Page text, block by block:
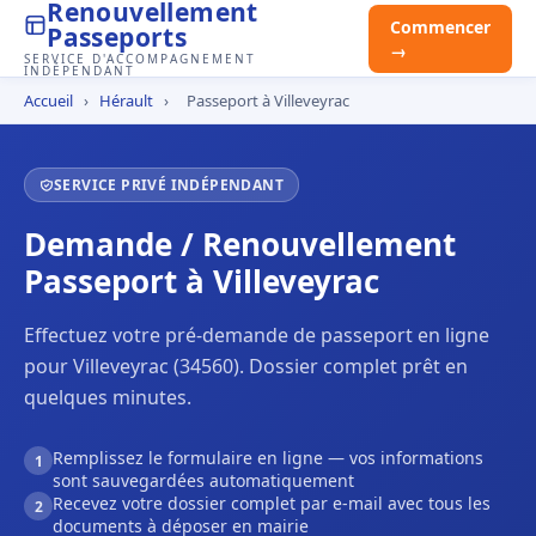
Renouvellement
Passeports
SERVICE D'ACCOMPAGNEMENT
INDÉPENDANT
Commencer
→
Accueil › Hérault › Passeport à Villeveyrac
SERVICE PRIVÉ INDÉPENDANT
Demande / Renouvellement
Passeport à Villeveyrac
Effectuez votre pré-demande de passeport en ligne
pour Villeveyrac (34560). Dossier complet prêt en
quelques minutes.
1
Remplissez le formulaire en ligne — vos informations
sont sauvegardées automatiquement
2 Recevez votre dossier complet par e-mail avec tous les
documents à déposer en mairie